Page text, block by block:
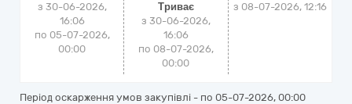
з 30-06-2026,
16:06
по 05-07-2026,
00:00
Триває
з 30-06-2026,
16:06
по 08-07-2026,
00:00
з 08-07-2026, 12:16
Період оскарження умов закупівлі - по 05-07-2026, 00:00